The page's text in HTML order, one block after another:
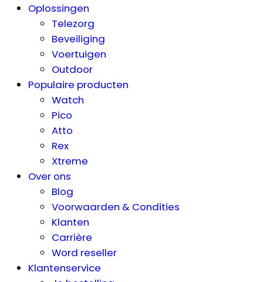
Oplossingen
Telezorg
Beveiliging
Voertuigen
Outdoor
Populaire producten
Watch
Pico
Atto
Rex
Xtreme
Over ons
Blog
Voorwaarden & Condities
Klanten
Carrière
Word reseller
Klantenservice